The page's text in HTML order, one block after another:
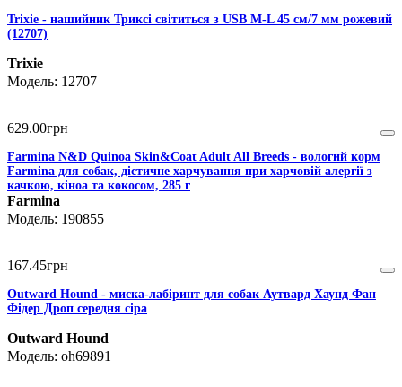
Trixie - нашийник Триксі світиться з USB M-L 45 cм/7 мм рожевий
(12707)
Trixie
12707
629.00грн
Farmina N&D Quinoa Skin&Coat Adult All Breeds - вологий корм
Farmina для собак, дієтичне харчування при харчовій алергії з
качкою, кіноа та кокосом, 285 г
Farmina
190855
167.45грн
Outward Hound - миска-лабіринт для собак Аутвард Хаунд Фан
Фідер Дроп середня сіра
Outward Hound
oh69891